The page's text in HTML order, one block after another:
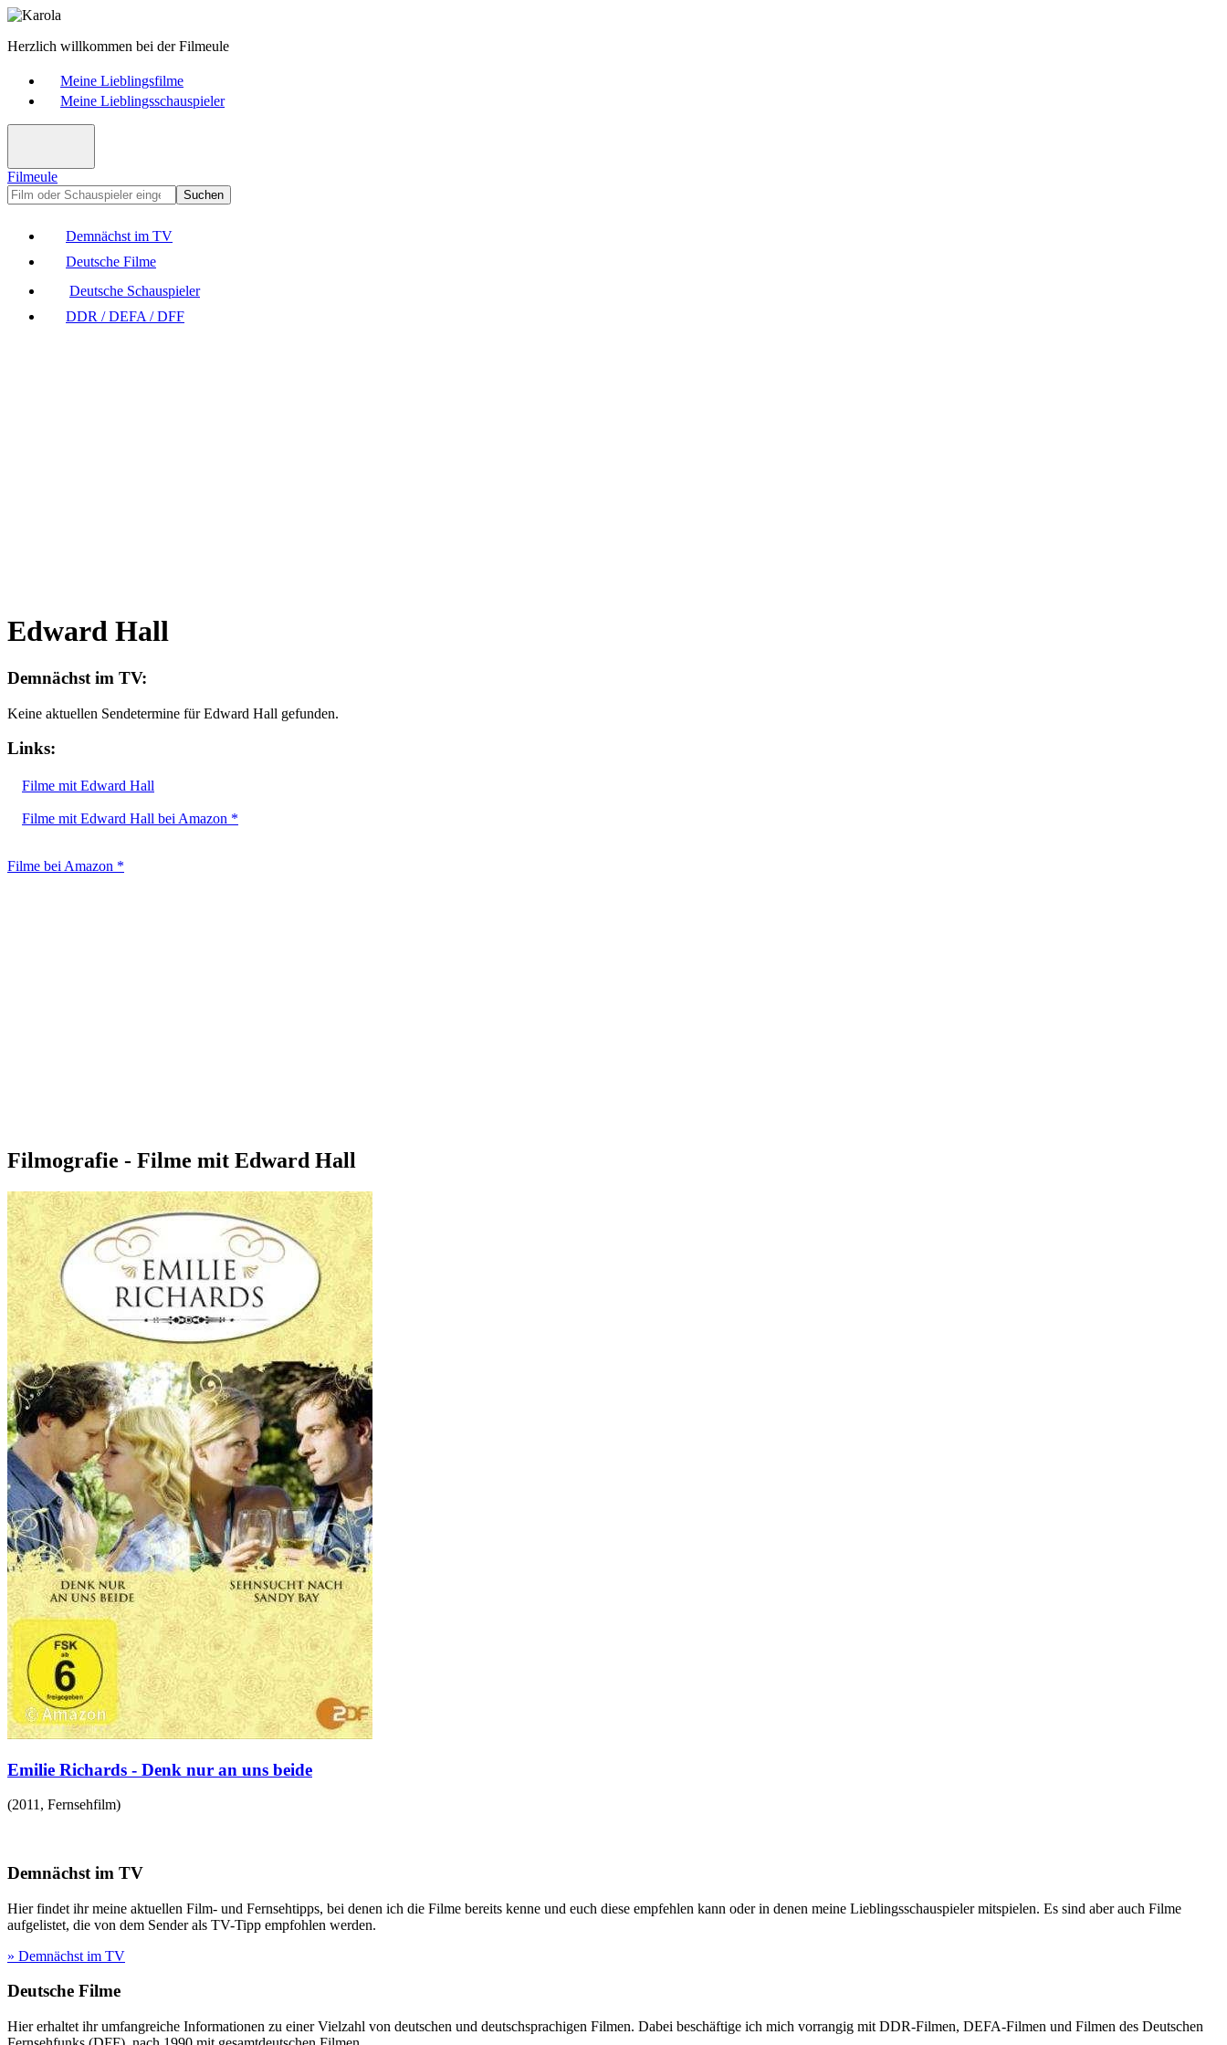
Herzlich willkommen bei der Filmeule
Meine Lieblingsfilme
Meine Lieblingsschauspieler
Filmeule
Suchen
Demnächst im TV
Deutsche Filme
Deutsche Schauspieler
DDR / DEFA / DFF
Edward Hall
Demnächst im TV:
Keine aktuellen Sendetermine für Edward Hall gefunden.
Links:
Filme mit Edward Hall
Filme mit Edward Hall bei Amazon *
Filme bei Amazon *
Filmografie - Filme mit Edward Hall
Emilie Richards - Denk nur an uns beide
(2011 , Fernsehfilm)
Demnächst im TV
Hier findet ihr meine aktuellen Film- und Fernsehtipps, bei denen ich die Filme bereits kenne und euch diese empfehlen kann oder in denen meine Lieblingsschauspieler mitspielen. Es sind aber auch Filme
aufgelistet, die von dem Sender als TV-Tipp empfohlen werden.
» Demnächst im TV
Deutsche Filme
Hier erhaltet ihr umfangreiche Informationen zu einer Vielzahl von deutschen und deutschsprachigen Filmen. Dabei beschäftige ich mich vorrangig mit DDR-Filmen, DEFA-Filmen und Filmen des Deutschen